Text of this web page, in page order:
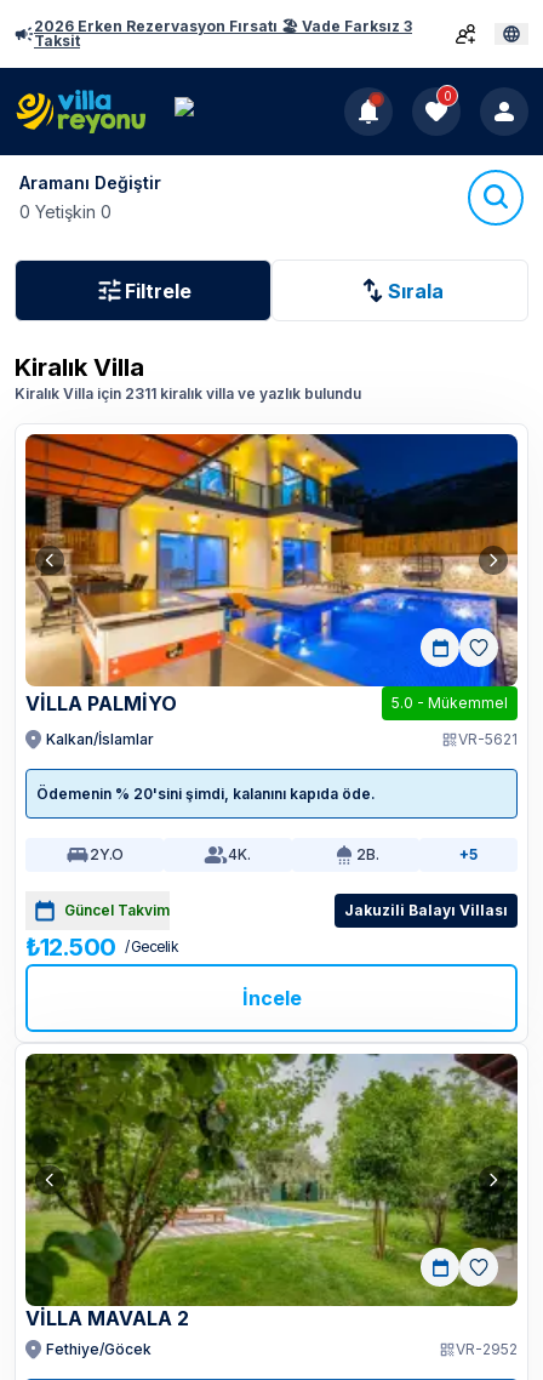
2026 Erken Rezervasyon Fırsatı 🏖️ Vade Farksız 3
Taksit
0
Aramanı Değiştir
0 Yetişkin 0
Filtrele Sırala
Kiralık Villa
Kiralık Villa için 2311 kiralık villa ve yazlık bulundu
VİLLA PALMİYO 5.0 - Mükemmel
Kalkan/İslamlar
VR-5621
Ödemenin % 20'sini şimdi, kalanını kapıda öde.
2Y.O 4K. 2B. +5
Güncel Takvim Jakuzili Balayı Villası
₺12.500 / Gecelik
İncele
VİLLA MAVALA 2
Fethiye/Göcek VR-2952